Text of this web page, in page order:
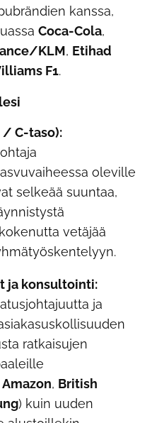
kanssa,
Coca-Cola,
KLM, Etihad
F1.
/ C-taso):
oleville
selkeää suuntaa,
vetäjää
ja konsultointi:
ja
ratkaisujen
Amazon, British
) kuin uuden